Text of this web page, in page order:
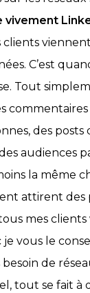
vivement
clients
C’est
Tout
commentaires
des posts
audiences
la même
attirent des
mes
vous le
de
tout se fait à